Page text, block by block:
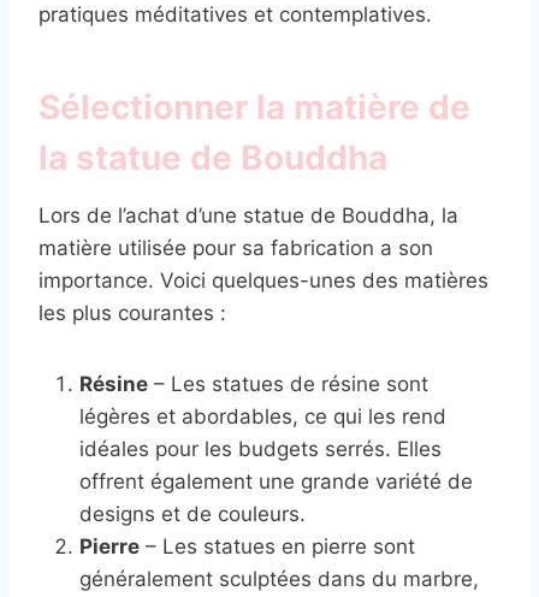
pratiques méditatives et contemplatives.
Sélectionner la matière de
la statue de Bouddha
Lors de l’achat d’une statue de Bouddha, la
matière utilisée pour sa fabrication a son
importance. Voici quelques-unes des matières
les plus courantes :
Résine – Les statues de résine sont
légères et abordables, ce qui les rend
idéales pour les budgets serrés. Elles
offrent également une grande variété de
designs et de couleurs.
Pierre – Les statues en pierre sont
généralement sculptées dans du marbre,